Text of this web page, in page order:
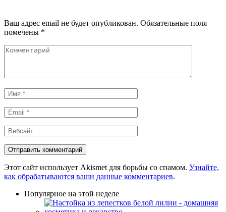
Ваш адрес email не будет опубликован. Обязательные поля
помечены *
Комментарий
Имя
*
Email
*
Вебсайт
Этот сайт использует Akismet для борьбы со спамом. Узнайте,
как обрабатываются ваши данные комментариев.
Популярное на этой неделе